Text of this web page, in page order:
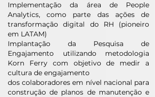
Implementação da área de People
Analytics, como parte das ações de
transformação digital do RH (pioneiro
em LATAM)
Implantação da Pesquisa de
Engajamento utilizando metodologia
Korn Ferry com objetivo de medir a
cultura de engajamento
dos colaboradores em nível nacional para
construção de planos de manutenção e